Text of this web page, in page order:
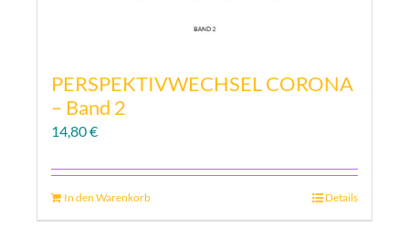
PERSPEKTIVWECHSEL CORONA
– Band 2
14,80€
In den Warenkorb Details